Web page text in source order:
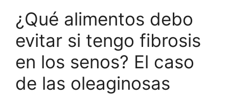
¿Qué alimentos debo
evitar si tengo fibrosis
en los senos? El caso
de las oleaginosas